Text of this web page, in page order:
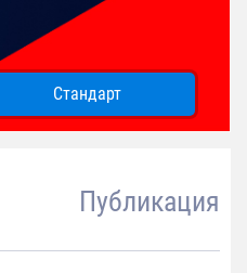
Стандарт
Публикация